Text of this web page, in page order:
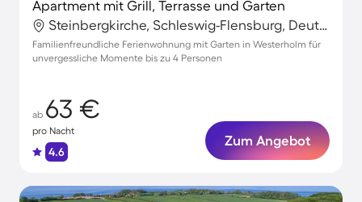
Apartment mit Grill, Terrasse und Garten
Steinbergkirche, Schleswig-Flensburg, Deutschland
Familienfreundliche Ferienwohnung mit Garten in Westerholm für
unvergessliche Momente bis zu 4 Personen
ab 63 €
pro Nacht
4.6
Zum Angebot